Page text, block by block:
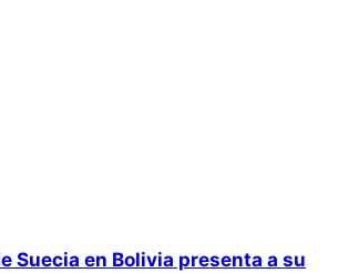
Suecia en Bolivia presenta a su